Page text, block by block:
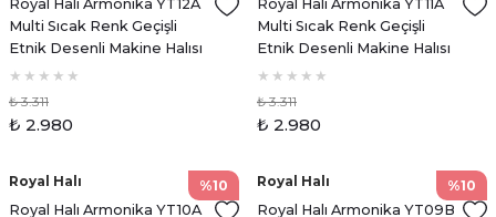
Royal Halı Armonika YT12A
Multi Sıcak Renk Geçişli
Etnik Desenli Makine Halısı
₺ 3.311
₺ 2.980
Royal Halı Armonika YT11A
Multi Sıcak Renk Geçişli
Etnik Desenli Makine Halısı
₺ 3.311
₺ 2.980
%10
Royal Halı
Royal Halı Armonika YT10A
%10
Royal Halı
Royal Halı Armonika YT09B